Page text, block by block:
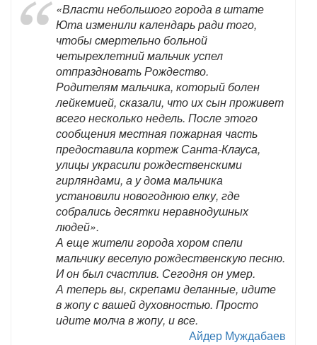
«Власти небольшого города в штате
Юта изменили календарь ради того,
чтобы смертельно больной
четырехлетний мальчик успел
отпраздновать Рождество.
Родителям мальчика, который болен
лейкемией, сказали, что их сын проживет
всего несколько недель. После этого
сообщения местная пожарная часть
предоставила кортеж Санта-Клауса,
улицы украсили рождественскими
гирляндами, а у дома мальчика
установили новогоднюю елку, где
собрались десятки неравнодушных
людей».
А еще жители города хором спели
мальчику веселую рождественскую песню.
И он был счастлив. Сегодня он умер.
А теперь вы, скрепами деланные, идите
в жопу с вашей духовностью. Просто
идите молча в жопу, и все.
Айдер Муждабаев